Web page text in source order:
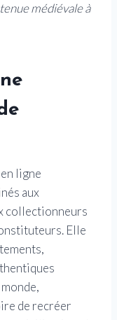
médiévale à
ligne
aux
collectionneurs
Elle
de recréer